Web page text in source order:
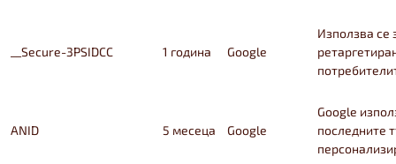
__Secure-3PSIDCC 1 година Google
Използва се
ANID 5 месеца Google
Google
последните